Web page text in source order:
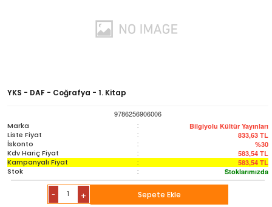
YKS - DAF - Coğrafya - 1. Kitap
9786256906006
Marka
: Bilgiyolu Kültür Yayınları
Liste Fiyat : 833,63 TL
İskonto : %30
Kdv Hariç Fiyat : 583,54 TL
Kampanyalı Fiyat : 583,54 TL
Stok : Stoklarımızda
- + Sepete Ekle